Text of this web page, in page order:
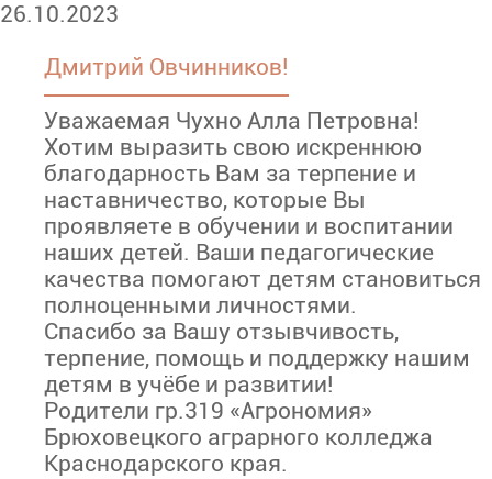
26.10.2023
Дмитрий Овчинников!
Уважаемая Чухно Алла Петровна!
Хотим выразить свою искреннюю
благодарность Вам за терпение и
наставничество, которые Вы
проявляете в обучении и воспитании
наших детей. Ваши педагогические
качества помогают детям становиться
полноценными личностями.
Спасибо за Вашу отзывчивость,
терпение, помощь и поддержку нашим
детям в учёбе и развитии!
Родители гр.319 «Агрономия»
Брюховецкого аграрного колледжа
Краснодарского края.